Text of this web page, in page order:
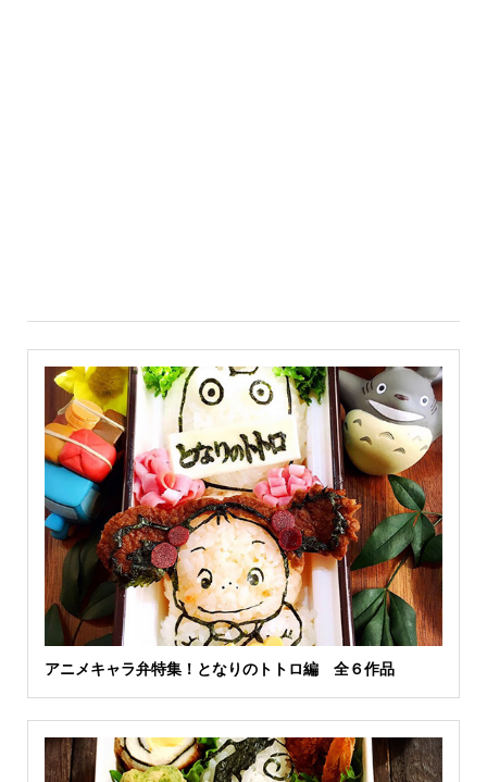
アニメキャラ弁特集！となりのトトロ編 全６作品